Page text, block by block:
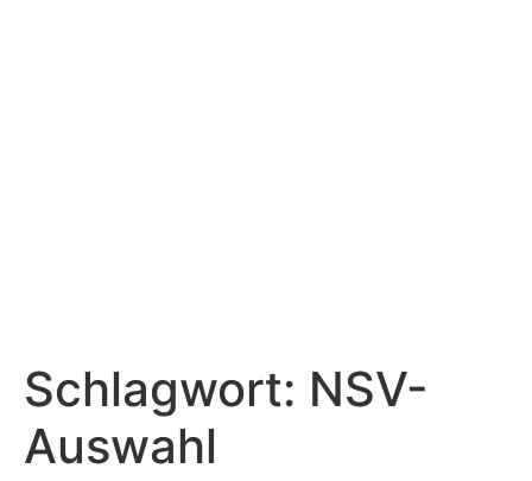
Schlagwort: NSV-
Auswahl